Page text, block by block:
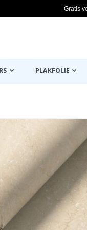
Gratis
PLAKFOLIE
✔